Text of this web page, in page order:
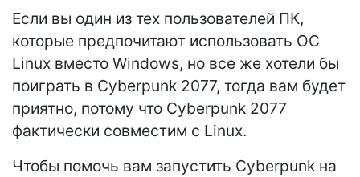
Если вы один из тех пользователей ПК,
которые предпочитают использовать ОС
Linux вместо Windows, но все же хотели бы
поиграть в Cyberpunk 2077, тогда вам будет
приятно, потому что Cyberpunk 2077
фактически совместим с Linux.
Чтобы помочь вам запустить Cyberpunk на